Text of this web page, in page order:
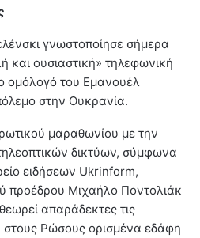
γνωστοποίησε σήμερα
και ουσιαστική» τηλεφωνική
ομόλογό του Εμανουέλ
στην Ουκρανία.
μαραθωνίου με την
δικτύων, σύμφωνα
ειδήσεων Ukrinform,
προέδρου Μιχαήλο Ποντολιάκ
απαράδεκτες τις
Ρώσους ορισμένα εδάφη